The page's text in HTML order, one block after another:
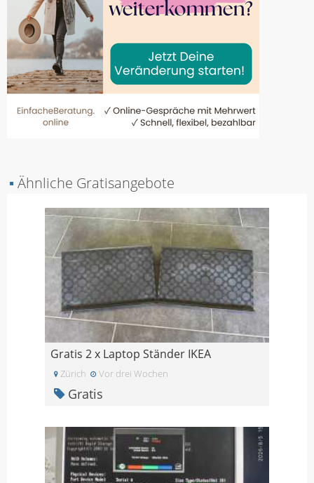
▪ Ähnliche Gratisangebote
Gratis 2 x Laptop Ständer IKEA
Zürich Vor drei Wochen
Gratis